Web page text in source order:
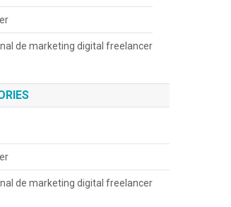
de marketing digital freelancer
de marketing digital freelancer